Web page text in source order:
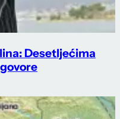
Desetljećima